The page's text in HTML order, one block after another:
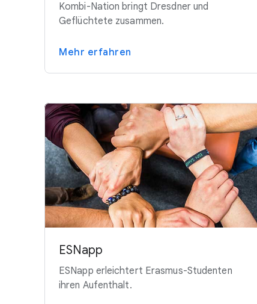
Kombi-Nation bringt Dresdner und
Geflüchtete zusammen.
Mehr erfahren
ESNapp
ESNapp erleichtert Erasmus-Studenten
ihren Aufenthalt.